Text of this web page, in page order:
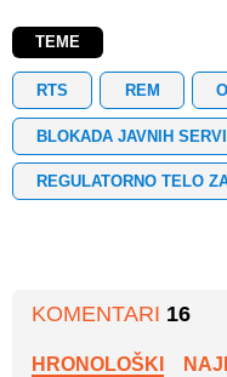
TEME
RTS REM
BLOKADA JAVNIH
REGULATORNO TELO
KOMENTARI 16
HRONOLOŠKI